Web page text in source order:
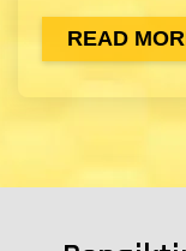
READ